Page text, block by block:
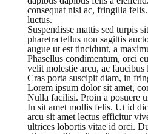
consequat nisi ac, fringilla
luctus.
Suspendisse mattis sed turpis
pharetra tellus non sagittis
augue ut est tincidunt, a
Phasellus condimentum, orci
velit molestie arcu, ac
Cras porta suscipit diam, in
Lorem ipsum dolor sit amet,
Nulla facilisi. Proin a posuere
In sit amet mollis felis. Ut id
arcu sit amet lectus efficitur
ultrices lobortis vitae id orci.